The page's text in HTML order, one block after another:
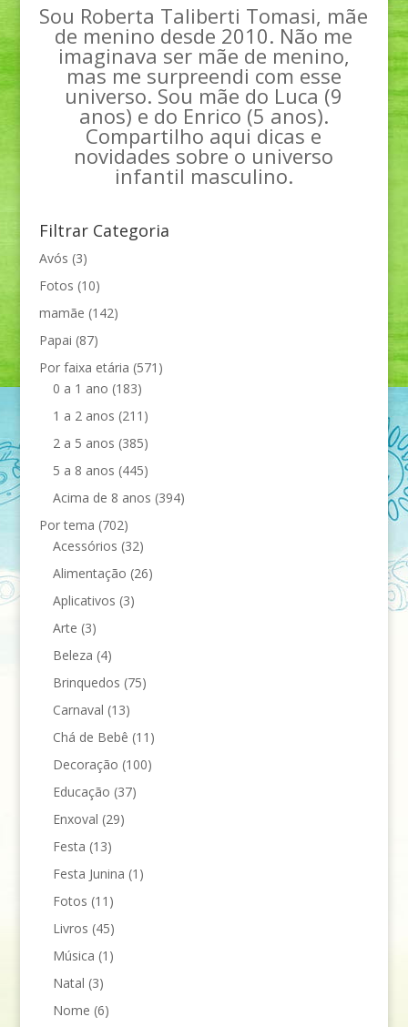
Sou Roberta Taliberti Tomasi, mãe
de menino desde 2010. Não me
imaginava ser mãe de menino,
mas me surpreendi com esse
universo. Sou mãe do Luca (9
anos) e do Enrico (5 anos).
Compartilho aqui dicas e
novidades sobre o universo
infantil masculino.
Filtrar Categoria
Avós (3)
Fotos (10)
mamãe (142)
Papai (87)
Por faixa etária (571)
0 a 1 ano (183)
1 a 2 anos (211)
2 a 5 anos (385)
5 a 8 anos (445)
Acima de 8 anos (394)
Por tema (702)
Acessórios (32)
Alimentação (26)
Aplicativos (3)
Arte (3)
Beleza (4)
Brinquedos (75)
Carnaval (13)
Chá de Bebê (11)
Decoração (100)
Educação (37)
Enxoval (29)
Festa (13)
Festa Junina (1)
Fotos (11)
Livros (45)
Música (1)
Natal (3)
Nome (6)